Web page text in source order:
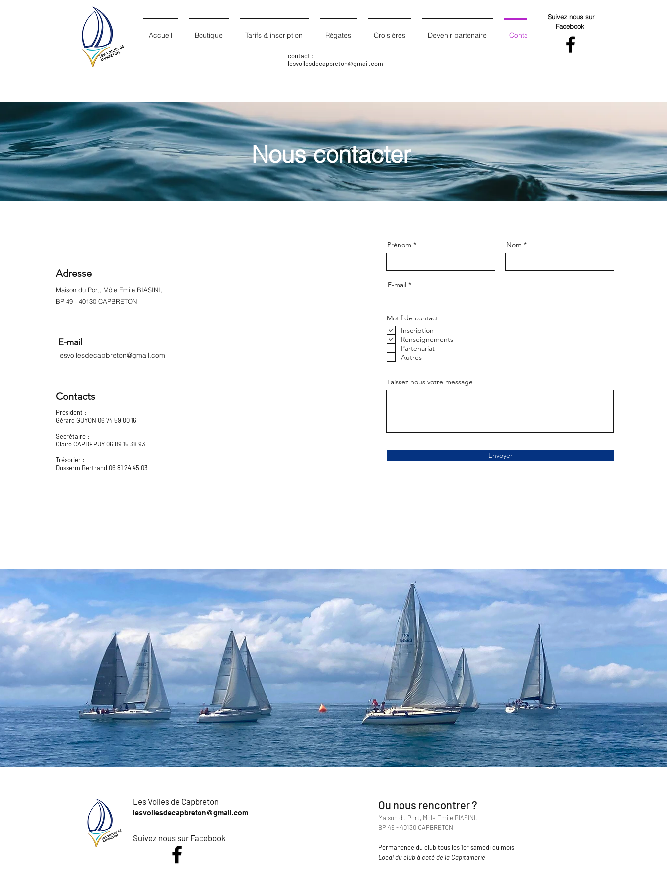
Accueil Boutique Tarifs & inscription Régates Croisières Devenir partenaire Contact
contact :
lesvoilesdecapbreton@gmail.com
Suivez nous sur
Facebook
Nous contacter
Adresse
Maison du Port, Môle Emile BIASINI,
BP 49 - 40130 CAPBRETON
E-mail
lesvoilesdecapbreton@gmail.com
Contacts
Président :
Gérard GUYON 06 74 59 80 16
Secrétaire :
Claire CAPDEPUY 06 89 15 38 93
Trésorier :
Dusserm Bertrand 06 81 24 45 03
Prénom Nom
E-mail
Motif de contact
Inscription
Renseignements
Partenariat
Autres
Laissez nous votre message
Envoyer
Les Voiles de Capbreton
lesvoilesdecapbreton@gmail.com
Suivez nous sur Facebook
Ou nous rencontrer ?
Maison du Port, Môle Emile BIASINI,
BP 49 - 40130 CAPBRETON
Permanence du club tous les 1er samedi du mois
Local du club à coté de la Capitainerie